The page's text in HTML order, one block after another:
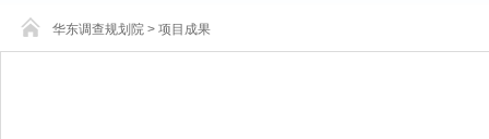
华东调查规划院 > 项目成果